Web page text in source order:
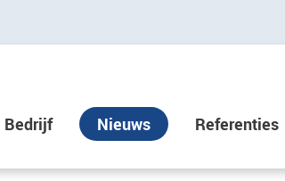
Bedrijf Nieuws Referenties